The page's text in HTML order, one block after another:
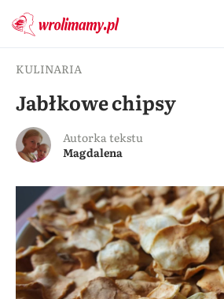
KULINARIA
Jabłkowe chipsy
Autorka tekstu
Magdalena